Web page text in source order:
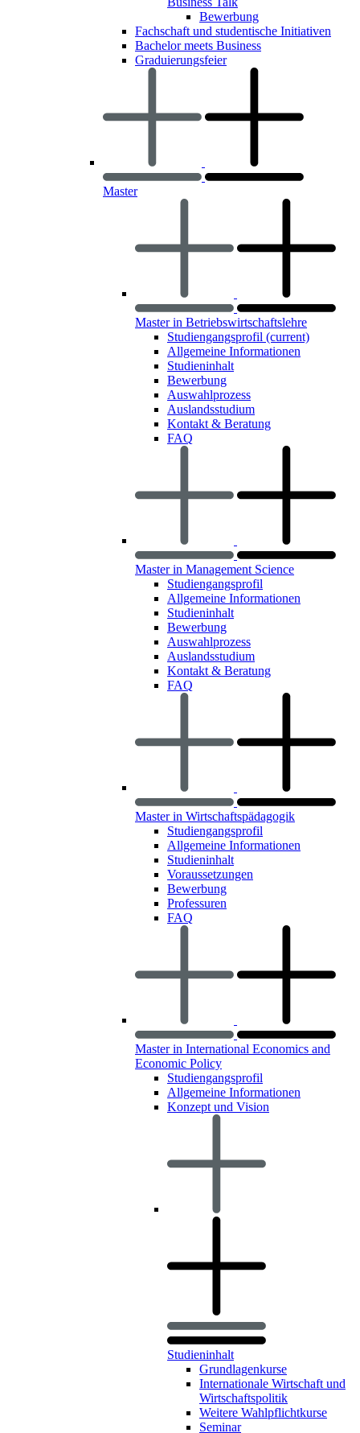
Bewerbung
Fachschaft und studentische Initiativen
Bachelor meets Business
Graduierungsfeier
Master
Master in Betriebswirtschaftslehre
Studiengangsprofil (current)
Allgemeine Informationen
Studieninhalt
Bewerbung
Auswahlprozess
Auslandsstudium
Kontakt & Beratung
FAQ
Master in Management Science
Studiengangsprofil
Allgemeine Informationen
Studieninhalt
Bewerbung
Auswahlprozess
Auslandsstudium
Kontakt & Beratung
FAQ
Master in Wirtschaftspädagogik
Studiengangsprofil
Allgemeine Informationen
Studieninhalt
Voraussetzungen
Bewerbung
Professuren
FAQ
Master in International Economics and
Economic Policy
Studiengangsprofil
Allgemeine Informationen
Konzept und Vision
Studieninhalt
Grundlagenkurse
Internationale Wirtschaft und
Wirtschaftspolitik
Weitere Wahlpflichtkurse
Seminar